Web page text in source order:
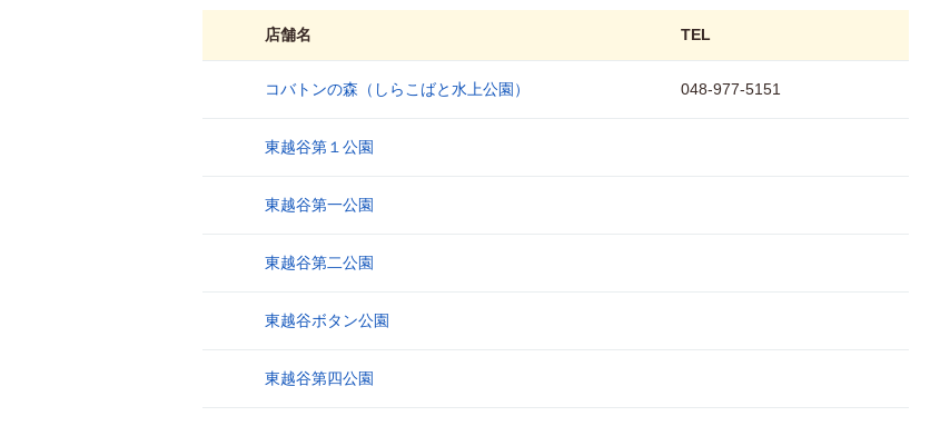
店舗名 TEL
コバトンの森（しらこばと水上公園） 048-977-5151
東越谷第１公園
東越谷第一公園
東越谷第二公園
東越谷ボタン公園
東越谷第四公園